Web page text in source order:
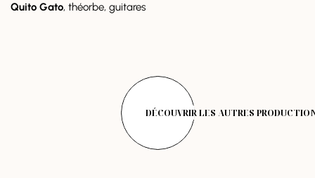
Quito Gato, théorbe, guitares
DÉCOUVRIR LES AUTRES